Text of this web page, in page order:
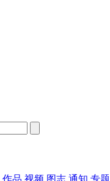
作品 视频 图志 通知 专题